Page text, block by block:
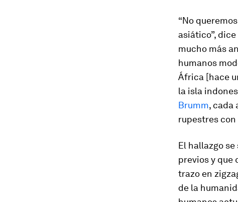
“No
asiático”,
mucho más
humanos
África [hace
la isla
Brumm, cada
rupestres con
El hallazgo
previos y que
trazo en
de la